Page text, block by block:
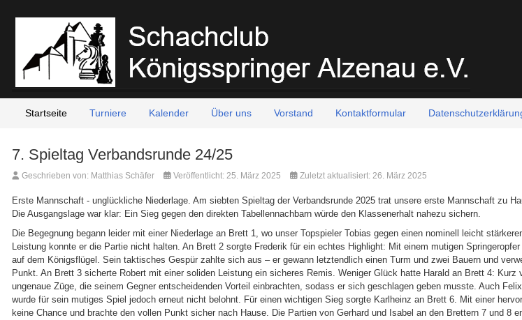
Startseite Turniere Kalender Über uns Vorstand Kontaktformular
7. Spieltag Verbandsrunde 24/25
Geschrieben von: Matthias Schäfer Veröffentlicht: 25. März 2025 Zuletzt aktualisiert: 26. März 2025
Erste Mannschaft - unglückliche Niederlage. Am siebten Spieltag der Verbandsrunde 2025 trat unsere erste Mannschaft zu
Die Ausgangslage war klar: Ein Sieg gegen den direkten Tabellennachbarn würde den Klassenerhalt nahezu sichern.
Die Begegnung begann leider mit einer Niederlage an Brett 1, wo unser Topspieler Tobias gegen einen nominell leicht
Leistung konnte er die Partie nicht halten. An Brett 2 sorgte Frederik für ein echtes Highlight: Mit einem mutigen
auf dem Königsflügel. Sein taktisches Gespür zahlte sich aus – er gewann letztendlich einen Turm und zwei Bauern und
Punkt. An Brett 3 sicherte Robert mit einer soliden Leistung ein sicheres Remis. Weniger Glück hatte Harald an Brett 4: Kurz
ungenaue Züge, die seinem Gegner entscheidenden Vorteil einbrachten, sodass er sich geschlagen geben musste. Auch
wurde für sein mutiges Spiel jedoch erneut nicht belohnt. Für einen wichtigen Sieg sorgte Karlheinz an Brett 6. Mit einer
keine Chance und brachte den vollen Punkt sicher nach Hause. Die Partien von Gerhard und Isabel an den Brettern 7 und 8